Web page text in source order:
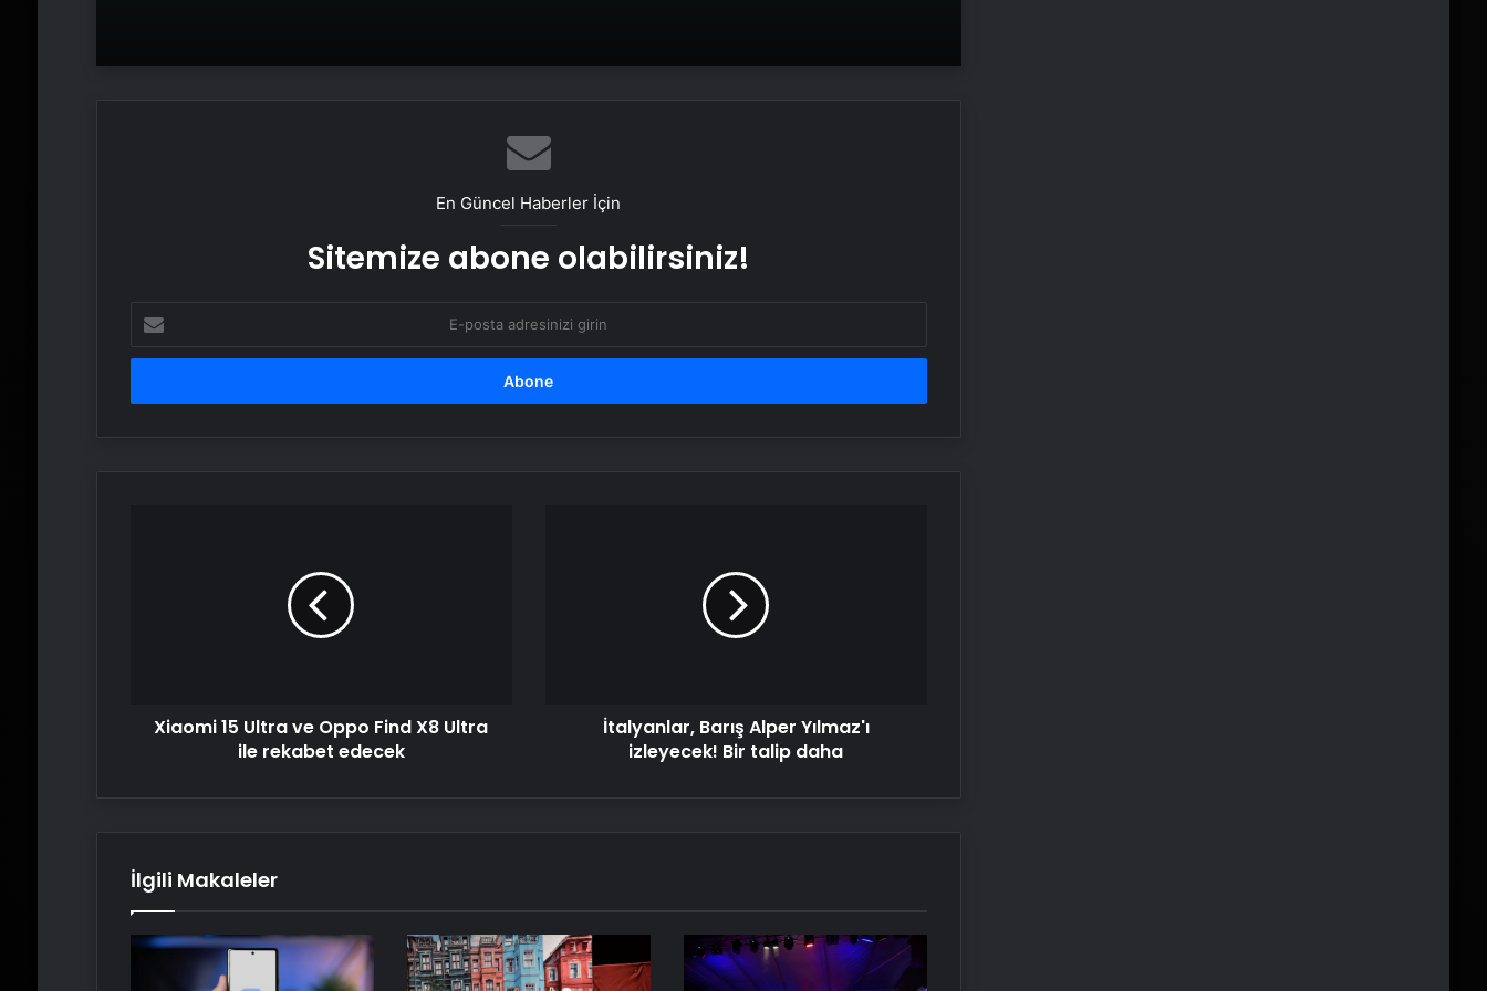
Samsung, Android 16’yı bu ay test
Yapay zeka destekli Siri, iPhone 19
En Güncel Haberler İçin
Sitemize abone olabilirsiniz!
posta
adresinizi
rekabet
Xiaomi 15 Ultra ve Oppo Find X8 Ultra
ile rekabet edecek
İtalyanlar, Barış Alper Yılmaz'ı
izleyecek! Bir talip daha
İlgili Makaleler